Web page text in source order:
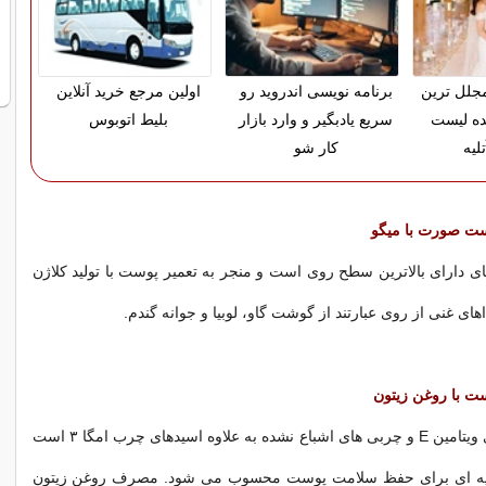
مجلل ترین
لیست
برنامه نویسی اندروید رو
سریع یادبگیر و وارد بازار
کار شو
اولین مرجع خرید آنلاین
بلیط اتوبوس
صورت با میگو
دارای بالاترین سطح روی است و منجر به تعمیر پوست با تولید کلاژن
غنی از روی عبارتند از گوشت گاو، لوبیا و جوانه گندم.
با روغن زیتون
روغن زیتون حاوی ویتامین E و چربی های اشباع نشده به علاوه اسیدهای چرب امگا ۳ است
ای برای حفظ سلامت پوست محسوب می شود. مصرف روغن زیتون